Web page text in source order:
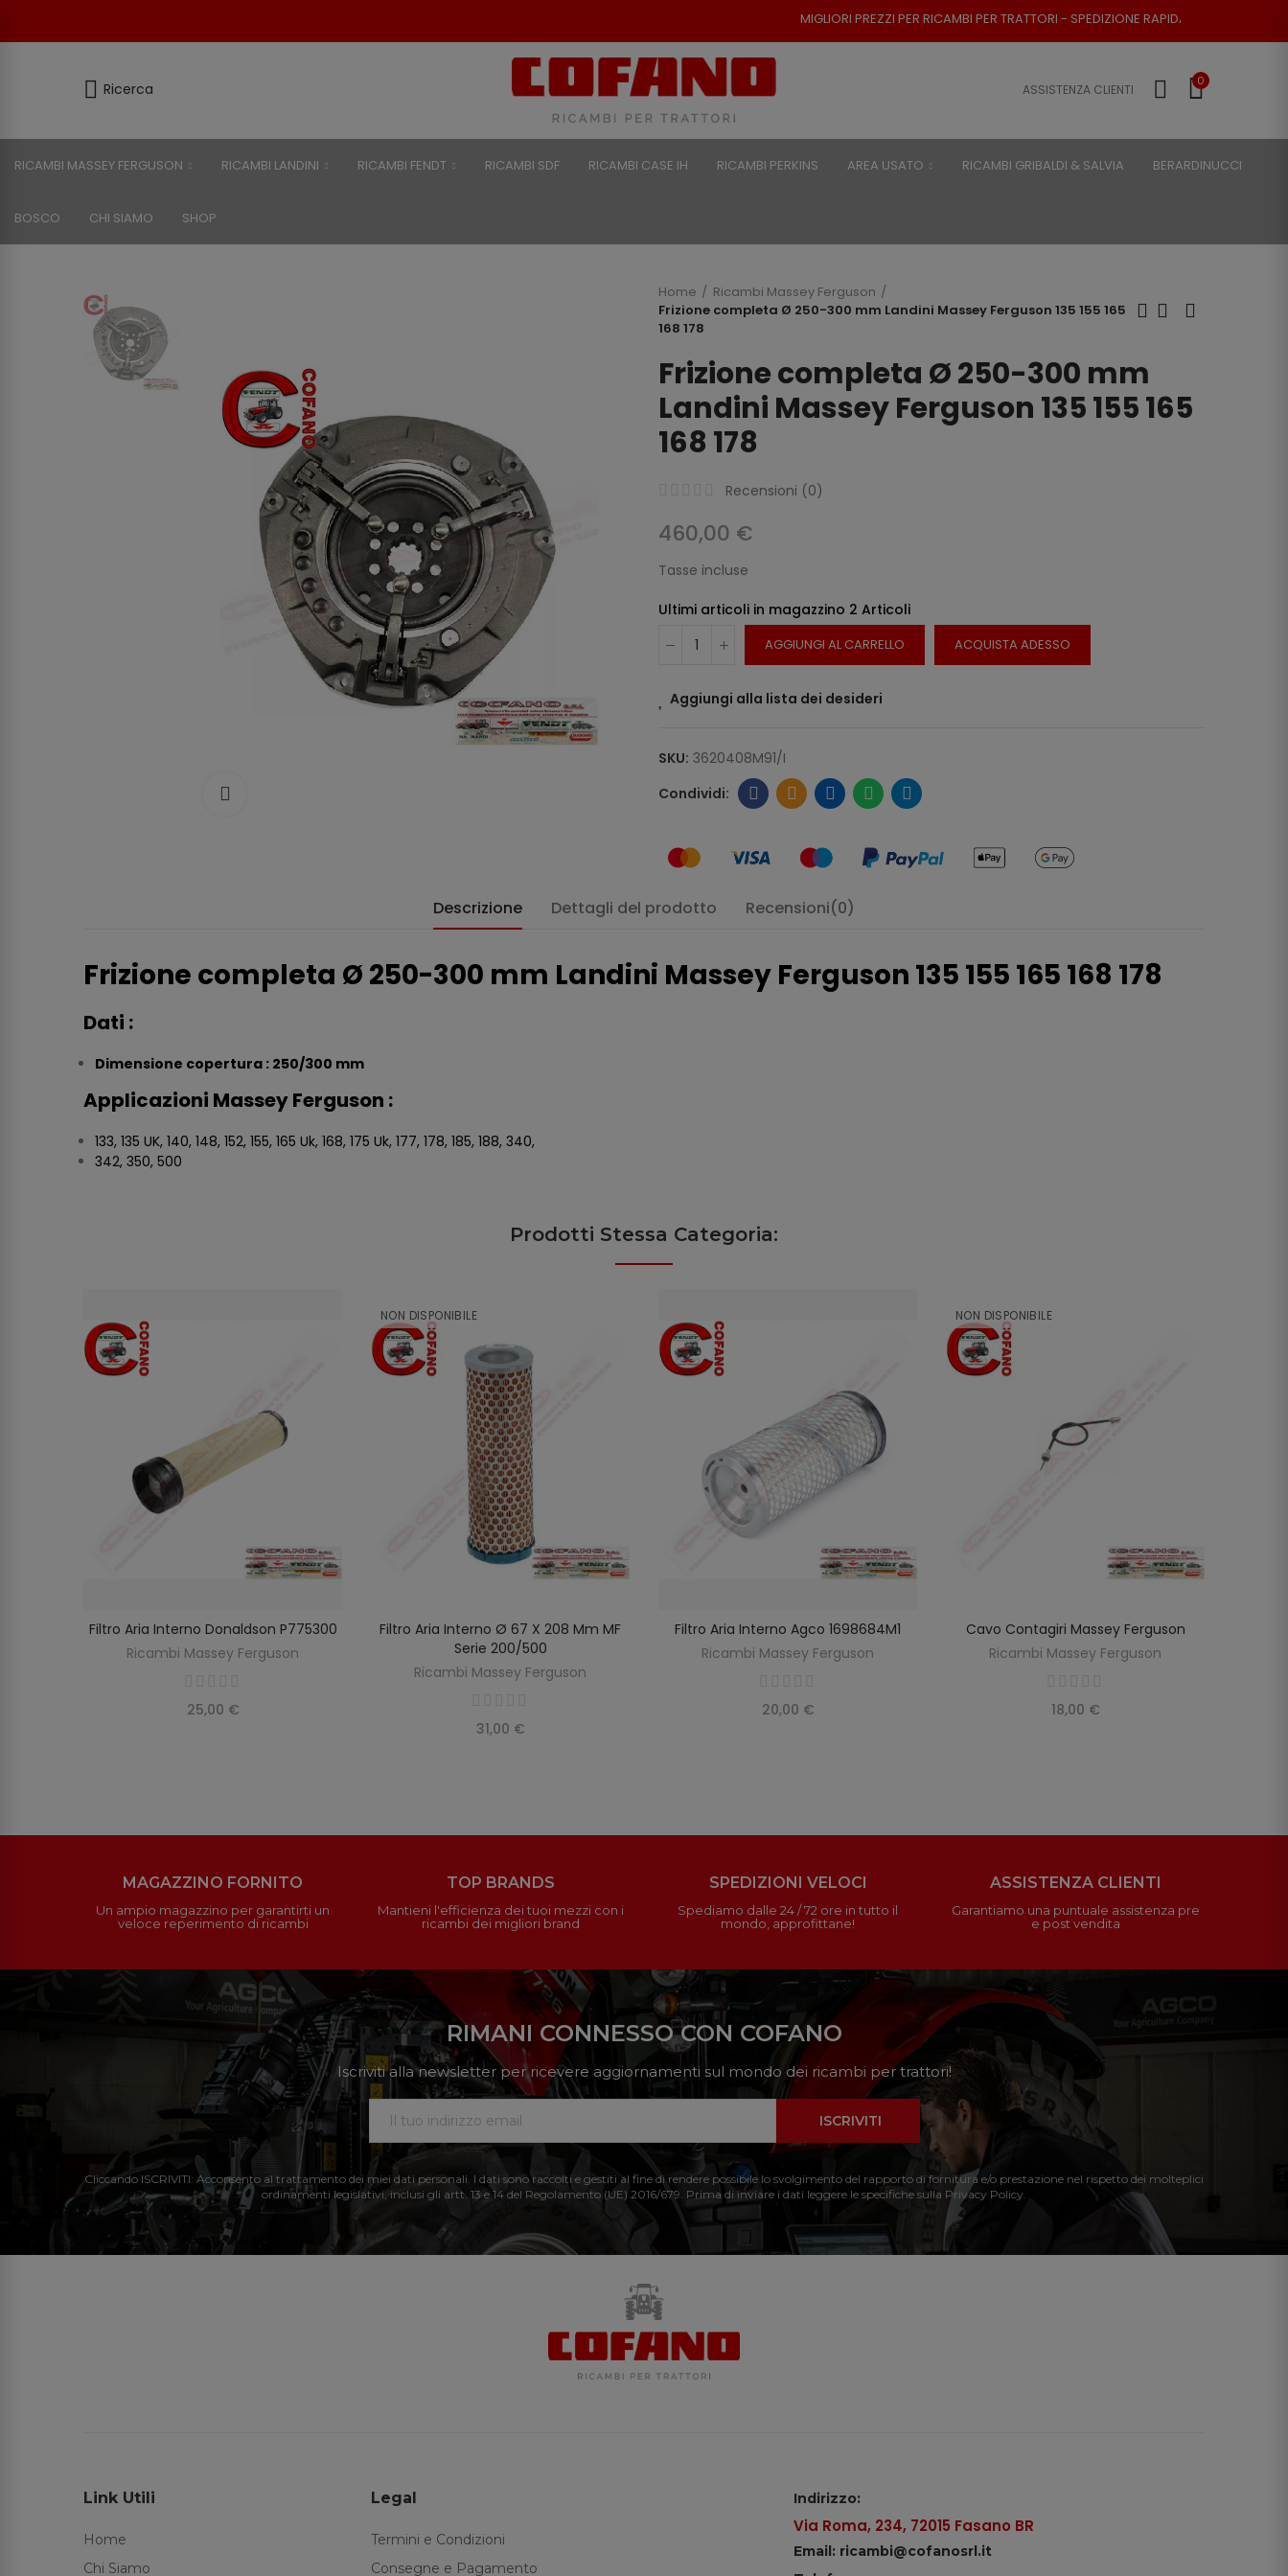
MIGLIORI PREZZI PER RICAMBI PER TRATTORI - SPEDIZIONE RAPIDA - RESO POSSIBILE
Ricerca ASSISTENZA CLIENTI
0
RICAMBI MASSEY FERGUSON RICAMBI LANDINI RICAMBI FENDT RICAMBI SDF RICAMBI CASE IH RICAMBI PERKINS AREA USATO RICAMBI GRIBALDI & SALVIA BERARDINUCCI
BOSCO CHI SIAMO SHOP
Home
Ricambi Massey Ferguson
Frizione completa Ø 250-300 mm Landini Massey Ferguson 135 155 165
168 178
Frizione completa Ø 250-300 mm
Landini Massey Ferguson 135 155 165
168 178
Recensioni (0)
460,00 €
Tasse incluse
Ultimi articoli in magazzino 2 Articoli
AGGIUNGI AL CARRELLO ACQUISTA ADESSO
Aggiungi alla lista dei desideri
SKU: 3620408M91/I
Descrizione Dettagli del prodotto Recensioni(0)
Frizione completa Ø 250-300 mm Landini Massey Ferguson 135 155 165 168 178
Dati :
Dimensione copertura : 250/300 mm
Applicazioni Massey Ferguson :
133, 135 UK, 140, 148, 152, 155, 165 Uk, 168, 175 Uk, 177, 178, 185, 188, 340,
342, 350, 500
Prodotti Stessa Categoria:
AGGIUNGI AL CARRELLO
Filtro Aria Interno Donaldson P775300
Ricambi Massey Ferguson
25,00 €
NON DISPONIBILE
SCOPRIRE
Filtro Aria Interno Ø 67 X 208 Mm MF
Serie 200/500
Ricambi Massey Ferguson
31,00 €
AGGIUNGI AL CARRELLO
Filtro Aria Interno Agco 1698684M1
Ricambi Massey Ferguson
20,00 €
NON DISPONIBILE
SCOPRIRE
Cavo Contagiri Massey Ferguson
Ricambi Massey Ferguson
18,00 €
MAGAZZINO FORNITO
Un ampio magazzino per garantirti un
veloce reperimento di ricambi
TOP BRANDS
Mantieni l'efficienza dei tuoi mezzi con i
ricambi dei migliori brand
SPEDIZIONI VELOCI
Spediamo dalle 24 / 72 ore in tutto il
mondo, approfittane!
ASSISTENZA CLIENTI
Garantiamo una puntuale assistenza pre
e post vendita
RIMANI CONNESSO CON COFANO
Iscriviti alla newsletter per ricevere aggiornamenti sul mondo dei ricambi per trattori!
ISCRIVITI
Cliccando ISCRIVITI: Acconsento al trattamento dei miei dati personali. I dati sono raccolti e gestiti al fine di rendere possibile lo svolgimento del rapporto di fornitura e/o prestazione nel rispetto dei molteplici
ordinamenti legislativi, inclusi gli artt. 13 e 14 del Regolamento (UE) 2016/679. Prima di inviare i dati leggere le specifiche sulla Privacy Policy.
Link Utili
Home
Chi Siamo
Legal
Termini e Condizioni
Consegne e Pagamento
Indirizzo:
Via Roma, 234, 72015 Fasano BR
Email: ricambi@cofanosrl.it